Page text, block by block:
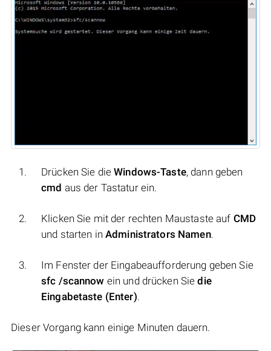
Drücken Sie dieWindows-Taste, dann geben
cmd aus der Tastatur ein.
Klicken Sie mit der rechten Maustaste auf CMD
und starten in Administrators Namen.
Im Fenster der Eingabeaufforderung geben Sie
sfc /scannow ein und drücken Siedie
Eingabetaste (Enter).
Dieser Vorgang kann einige Minuten dauern.